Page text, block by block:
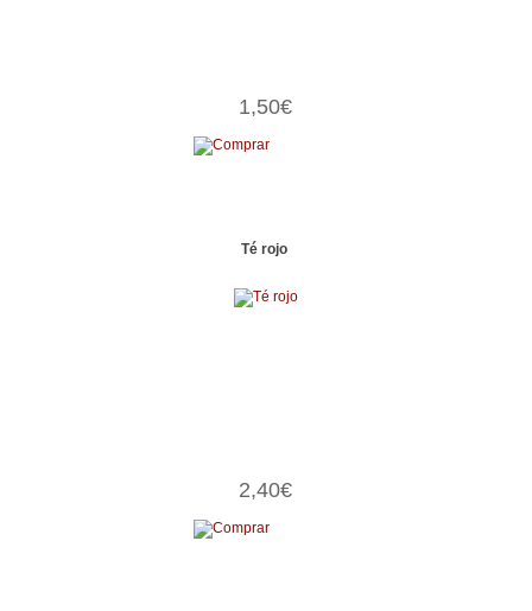
1,50€
Té rojo
2,40€